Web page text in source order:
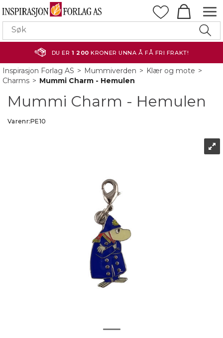
DU ER1 200 KRONER UNNA Å FÅ FRI FRAKT!
Inspirasjon Forlag AS> Mummiverden> Klær og mote>
Charms>Mummi Charm - Hemulen
Mummi Charm - Hemulen
Varenr:PE10